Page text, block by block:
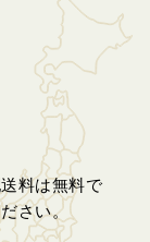
料は無料で
さい。